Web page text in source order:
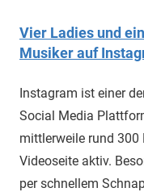
Vier Ladies und
Musiker auf
Instagram ist einer
Social Media
mittlerweile rund
Videoseite aktiv.
per schnellem